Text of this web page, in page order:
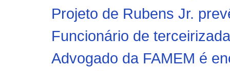
Projeto de Rubens Jr.
Funcionário de
Advogado da FAMEM é